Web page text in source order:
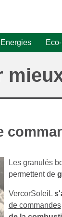
Energies
photovoltaïque
d'énergie
Les granulés
permettent de
VercorSoleiL s'
de commandes